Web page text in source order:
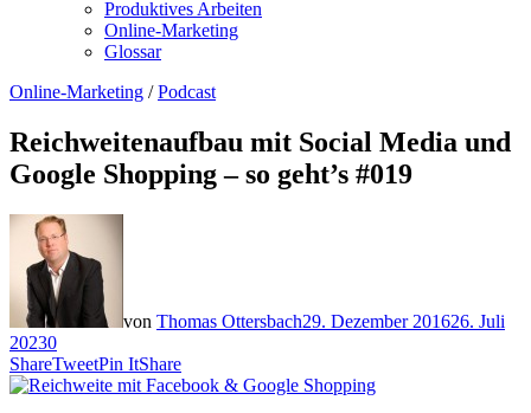
Produktives Arbeiten
Online-Marketing
Glossar
Online-Marketing /Podcast
Reichweitenaufbau mit Social Media und
Google Shopping – so geht’s #019
von Thomas Ottersbach29. Dezember 201626. Juli
20230
ShareTweetPin ItShare